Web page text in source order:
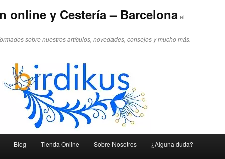
online y Cestería – Barcelona el
sobre nuestros artículos, novedades, consejos y mucho más.
Ir al contenido principal
Ir al contenido secundario
Blog Tienda Online Sobre Nosotros ¿Alguna duda?